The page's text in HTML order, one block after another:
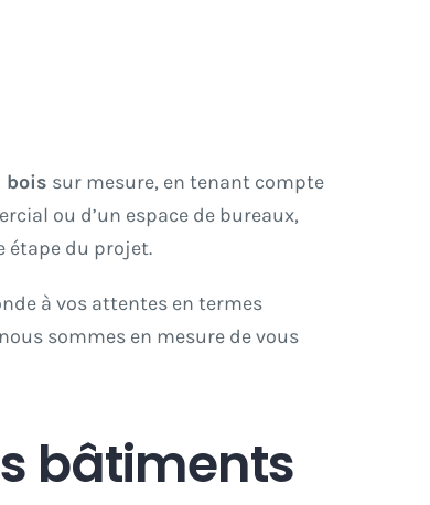
bois sur mesure, en tenant compte
ou d’un espace de bureaux,
étape du projet.
à vos attentes en termes
sommes en mesure de vous
bâtiments